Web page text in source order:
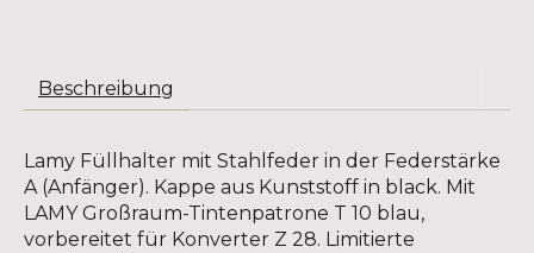
Beschreibung
Lamy Füllhalter mit Stahlfeder in der Federstärke
A (Anfänger). Kappe aus Kunststoff in black. Mit
LAMY Großraum-Tintenpatrone T 10 blau,
vorbereitet für Konverter Z 28. Limitierte